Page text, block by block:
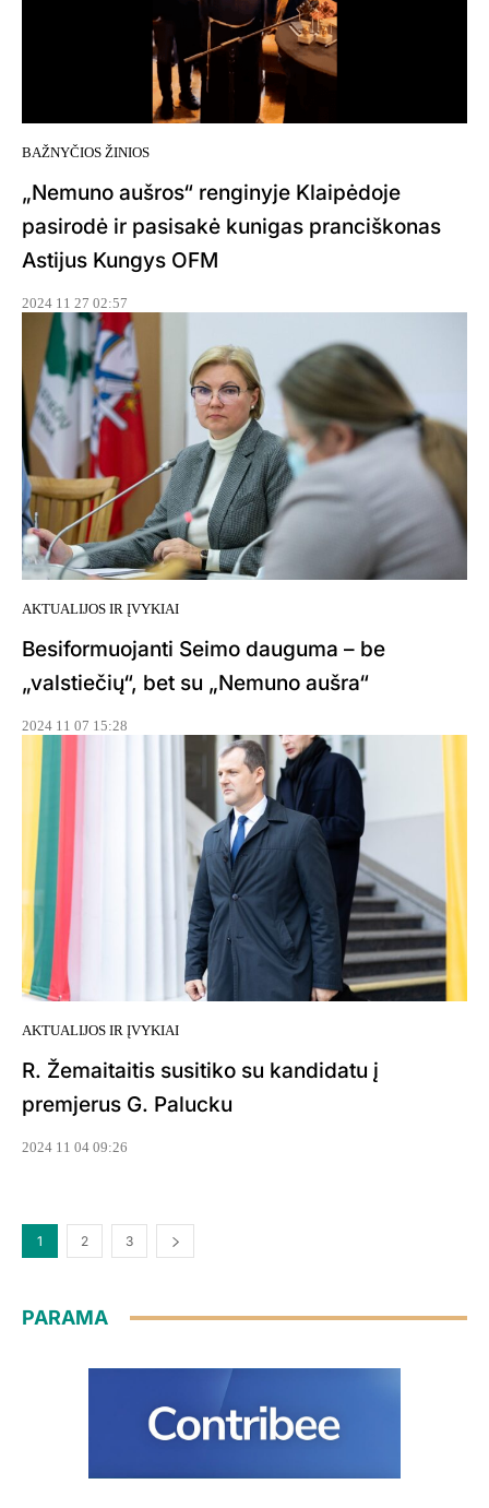
BAŽNYČIOS ŽINIOS
„Nemuno aušros“ renginyje Klaipėdoje
pasirodė ir pasisakė kunigas pranciškonas
Astijus Kungys OFM
2024 11 27 02:57
AKTUALIJOS IR ĮVYKIAI
Besiformuojanti Seimo dauguma – be
„valstiečių“, bet su „Nemuno aušra“
2024 11 07 15:28
AKTUALIJOS IR ĮVYKIAI
R. Žemaitaitis susitiko su kandidatu į
premjerus G. Palucku
2024 11 04 09:26
1 2 3
PARAMA